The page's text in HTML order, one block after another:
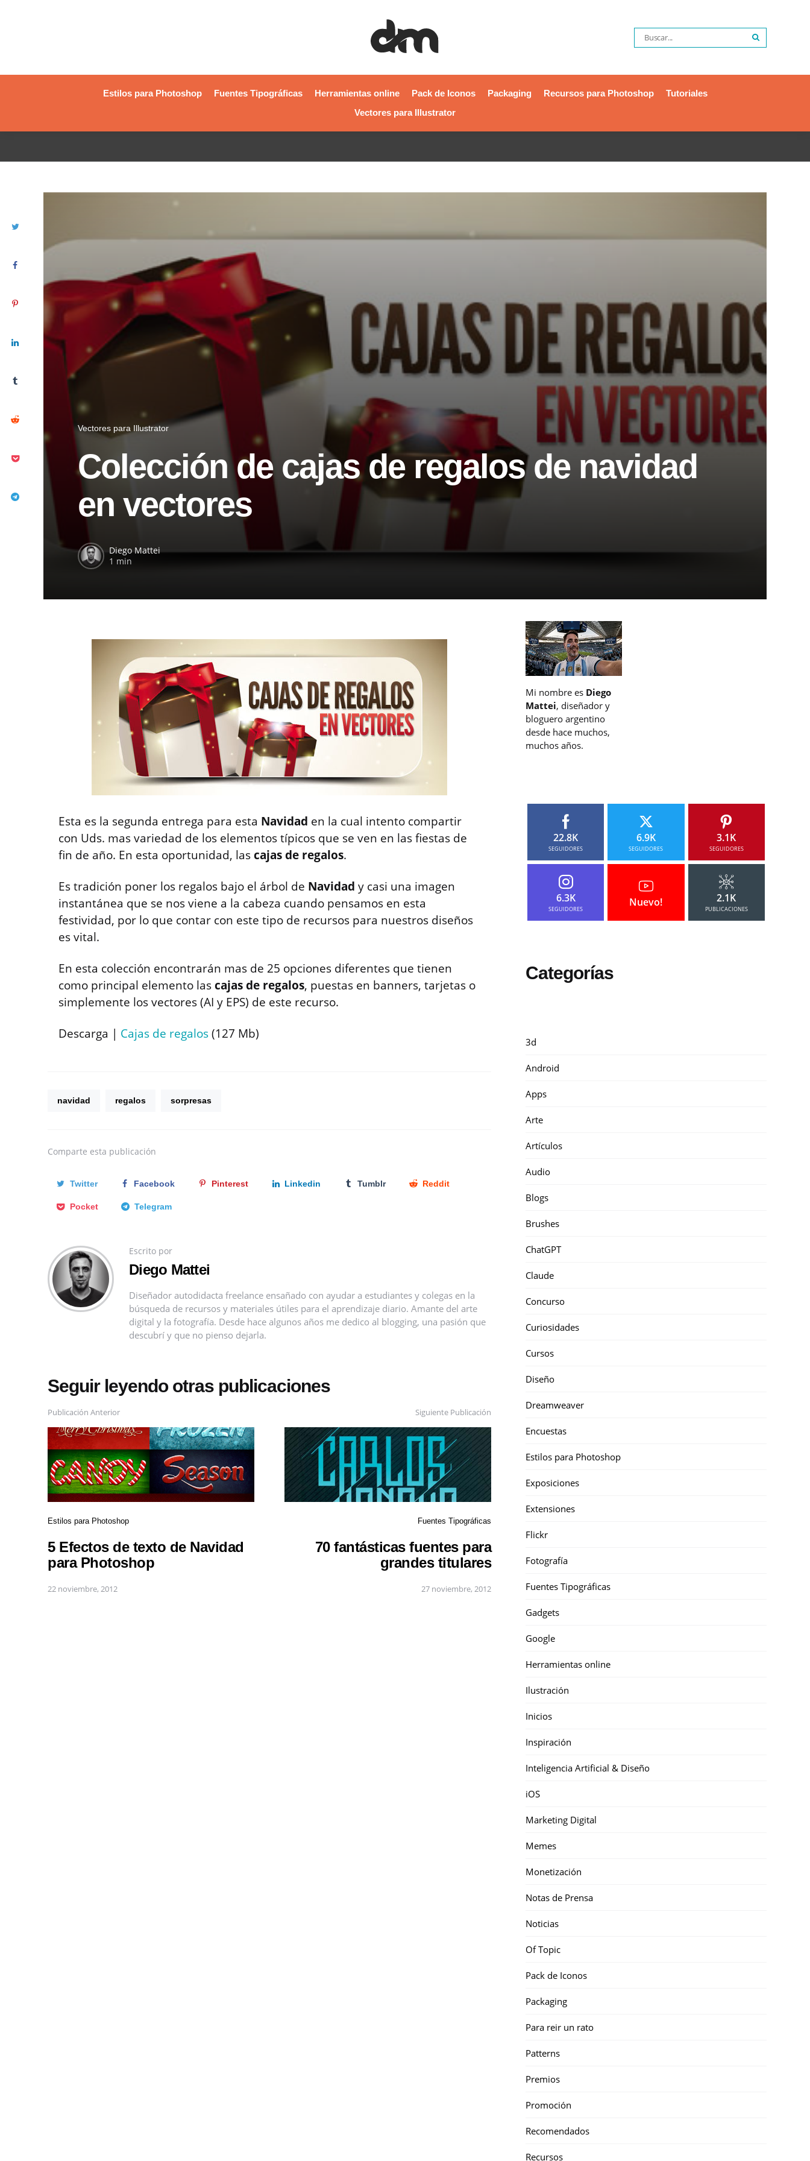
Estilos para Photoshop Fuentes Tipográficas Herramientas online Pack de Iconos Packaging Recursos para Photoshop
Tutoriales
Vectores para Illustrator
Vectores para Illustrator
Colección de cajas de regalos de navidad
en vectores
Diego Mattei
1 min
Esta es la segunda entrega para esta Navidad en la cual intento compartir
con Uds. mas variedad de los elementos típicos que se ven en las fiestas de
fin de año. En esta oportunidad, lascajas de regalos.
Es tradición poner los regalos bajo el árbol de Navidad y casi una imagen
instantánea que se nos viene a la cabeza cuando pensamos en esta
festividad, por lo que contar con este tipo de recursos para nuestros diseños
es vital.
En esta colección encontrarán mas de 25 opciones diferentes que tienen
como principal elemento lascajas de regalos, puestas en banners, tarjetas o
simplemente los vectores (AI y EPS) de este recurso.
Descarga | Cajas de regalos(127 Mb)
navidad regalos sorpresas
Comparte esta publicación
Twitter Facebook Pinterest Linkedin Tumblr Reddit
Pocket Telegram
Escrito por
Diego Mattei
Diseñador autodidacta freelance ensañado con ayudar a estudiantes y colegas en la
búsqueda de recursos y materiales útiles para el aprendizaje diario. Amante del arte
digital y la fotografía. Desde hace algunos años me dedico al blogging, una pasión que
descubrí y que no pienso dejarla.
Seguir leyendo otras publicaciones
Publicación Anterior
Estilos para Photoshop
5 Efectos de texto de Navidad
para Photoshop
22 noviembre, 2012
Siguiente Publicación
Fuentes Tipográficas
70 fantásticas fuentes para
grandes titulares
27 noviembre, 2012
Mi nombre es Diego
Mattei, diseñador y
bloguero argentino
desde hace muchos,
muchos años.
22.8K
SEGUIDORES
6.9K
SEGUIDORES
3.1K
SEGUIDORES
6.3K
SEGUIDORES
Nuevo! 2.1K
PUBLICACIONES
Categorías
3d
Android
Apps
Arte
Artículos
Audio
Blogs
Brushes
ChatGPT
Claude
Concurso
Curiosidades
Cursos
Diseño
Dreamweaver
Encuestas
Estilos para Photoshop
Exposiciones
Extensiones
Flickr
Fotografía
Fuentes Tipográficas
Gadgets
Google
Herramientas online
Ilustración
Inicios
Inspiración
Inteligencia Artificial & Diseño
iOS
Marketing Digital
Memes
Monetización
Notas de Prensa
Noticias
Of Topic
Pack de Iconos
Packaging
Para reir un rato
Patterns
Premios
Promoción
Recomendados
Recursos